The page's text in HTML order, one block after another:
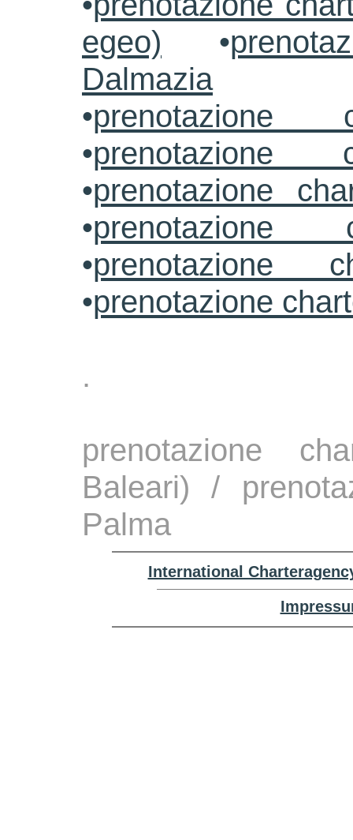
egeo) •
Dalmazia
•prenotazione
•prenotazione
•prenotazione
•prenotazione
•prenotazione
•prenotazione
.
prenotazione
Baleari) /
Palma
International